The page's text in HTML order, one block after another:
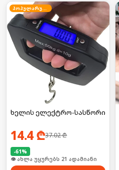
პოპულარული
ხელის ელექტრო-სასწორი
14.4₾37.02₾
-61%
🛒 ბოლო 24სთ-ში იყიდა 27-მა